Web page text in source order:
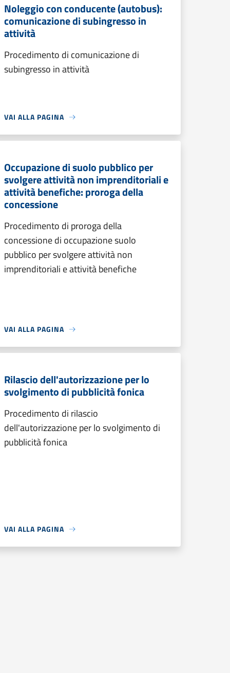
Noleggio con conducente (autobus):
comunicazione di subingresso in
attività
Procedimento di comunicazione di
subingresso in attività
VAI ALLA PAGINA
Occupazione di suolo pubblico per
svolgere attività non imprenditoriali e
attività benefiche: proroga della
concessione
Procedimento di proroga della
concessione di occupazione suolo
pubblico per svolgere attività non
imprenditoriali e attività benefiche
VAI ALLA PAGINA
Rilascio dell'autorizzazione per lo
svolgimento di pubblicità fonica
Procedimento di rilascio
dell'autorizzazione per lo svolgimento di
pubblicità fonica
VAI ALLA PAGINA